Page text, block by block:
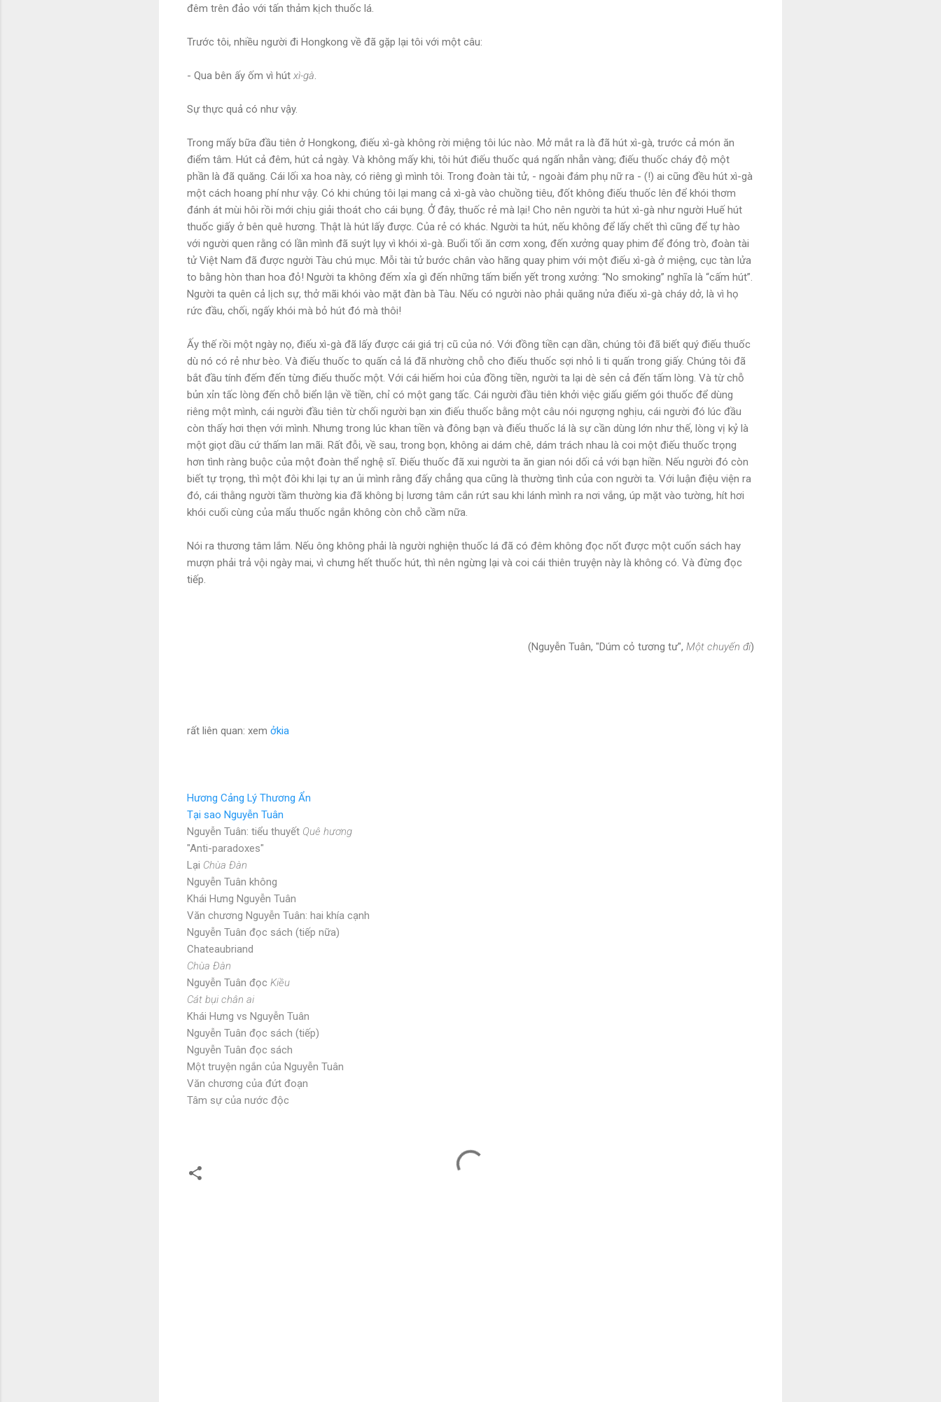
đêm trên đảo với tấn thảm kịch thuốc lá.
Trước tôi, nhiều người đi Hongkong về đã gặp lại tôi với một câu:
- Qua bên ấy ốm vì hút xì-gà.
Sự thực quả có như vậy.
Trong mấy bữa đầu tiên ở Hongkong, điếu xì-gà không rời miệng tôi lúc nào. Mở mắt ra là đã hút xì-gà, trước cả món ăn
điểm tâm. Hút cả đêm, hút cả ngày. Và không mấy khi, tôi hút điếu thuốc quá ngấn nhẫn vàng; điếu thuốc cháy độ một
phần là đã quăng. Cái lối xa hoa này, có riêng gì mình tôi. Trong đoàn tài tử, - ngoài đám phụ nữ ra - (!) ai cũng đều hút xì-gà
một cách hoang phí như vậy. Có khi chúng tôi lại mang cả xì-gà vào chuồng tiêu, đốt không điếu thuốc lên để khói thơm
đánh át mùi hôi rồi mới chịu giải thoát cho cái bụng. Ở đây, thuốc rẻ mà lại! Cho nên người ta hút xì-gà như người Huế hút
thuốc giấy ở bên quê hương. Thật là hút lấy được. Của rẻ có khác. Người ta hút, nếu không để lấy chết thì cũng để tự hào
với người quen rằng có lần mình đã suýt lụy vì khói xì-gà. Buổi tối ăn cơm xong, đến xưởng quay phim để đóng trò, đoàn tài
tử Việt Nam đã được người Tàu chú mục. Mỗi tài tử bước chân vào hãng quay phim với một điếu xì-gà ở miệng, cục tàn lửa
to bằng hòn than hoa đỏ! Người ta không đếm xỉa gì đến những tấm biển yết trong xưởng: “No smoking” nghĩa là “cấm hút”.
Người ta quên cả lịch sự, thở mãi khói vào mặt đàn bà Tàu. Nếu có người nào phải quăng nửa điếu xì-gà cháy dở, là vì họ
rức đầu, chối, ngấy khói mà bỏ hút đó mà thôi!
Ấy thế rồi một ngày nọ, điếu xì-gà đã lấy được cái giá trị cũ của nó. Với đồng tiền cạn dần, chúng tôi đã biết quý điếu thuốc
dù nó có rẻ như bèo. Và điếu thuốc to quấn cả lá đã nhường chỗ cho điếu thuốc sợi nhỏ li ti quấn trong giấy. Chúng tôi đã
bắt đầu tính đếm đến từng điếu thuốc một. Với cái hiếm hoi của đồng tiền, người ta lại dè sẻn cả đến tấm lòng. Và từ chỗ
bủn xỉn tấc lòng đến chỗ biển lận về tiền, chỉ có một gang tấc. Cái người đầu tiên khởi việc giấu giếm gói thuốc để dùng
riêng một mình, cái người đầu tiên từ chối người bạn xin điếu thuốc bằng một câu nói ngượng nghịu, cái người đó lúc đầu
còn thấy hơi thẹn với mình. Nhưng trong lúc khan tiền và đông bạn và điếu thuốc lá là sự cần dùng lớn như thế, lòng vị kỷ là
một giọt dầu cứ thấm lan mãi. Rất đỗi, về sau, trong bọn, không ai dám chê, dám trách nhau là coi một điếu thuốc trọng
hơn tình ràng buộc của một đoàn thể nghệ sĩ. Điếu thuốc đã xui người ta ăn gian nói dối cả với bạn hiền. Nếu người đó còn
biết tự trọng, thì một đôi khi lại tự an ủi mình rằng đấy chẳng qua cũng là thường tình của con người ta. Với luận điệu viện ra
đó, cái thằng người tầm thường kia đã không bị lương tâm cắn rứt sau khi lánh mình ra nơi vắng, úp mặt vào tường, hít hơi
khói cuối cùng của mẩu thuốc ngắn không còn chỗ cầm nữa.
Nói ra thương tâm lắm. Nếu ông không phải là người nghiện thuốc lá đã có đêm không đọc nốt được một cuốn sách hay
mượn phải trả vội ngày mai, vì chưng hết thuốc hút, thì nên ngừng lại và coi cái thiên truyện này là không có. Và đừng đọc
tiếp.
(Nguyễn Tuân, "Dúm cỏ tương tư", Một chuyến đi)
rất liên quan: xem ởkia
Hương Cảng Lý Thương Ẩn
Tại sao Nguyễn Tuân
Nguyễn Tuân: tiểu thuyết Quê hương
"Anti-paradoxes"
Lại Chùa Đàn
Nguyễn Tuân không
Khái Hưng Nguyễn Tuân
Văn chương Nguyễn Tuân: hai khía cạnh
Nguyễn Tuân đọc sách (tiếp nữa)
Chateaubriand
Chùa Đàn
Nguyễn Tuân đọc Kiều
Cát bụi chân ai
Khái Hưng vs Nguyễn Tuân
Nguyễn Tuân đọc sách (tiếp)
Nguyễn Tuân đọc sách
Một truyện ngắn của Nguyễn Tuân
Văn chương của đứt đoạn
Tâm sự của nước độc